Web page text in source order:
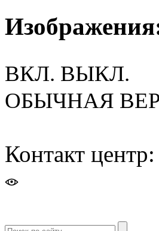
ВКЛ. ВЫКЛ.
ОБЫЧНАЯ
Контакт